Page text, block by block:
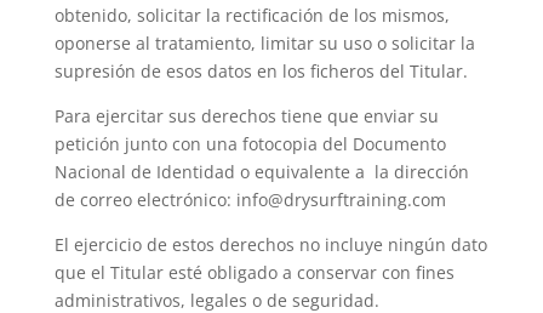
obtenido, solicitar la rectificación de los mismos,
oponerse al tratamiento, limitar su uso o solicitar la
supresión de esos datos en los ficheros del Titular.
Para ejercitar sus derechos tiene que enviar su
petición junto con una fotocopia del Documento
Nacional de Identidad o equivalente a la dirección
de correo electrónico: info@drysurftraining.com
El ejercicio de estos derechos no incluye ningún dato
que el Titular esté obligado a conservar con fines
administrativos, legales o de seguridad.